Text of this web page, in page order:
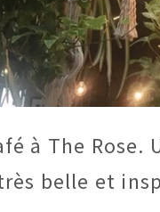
à The Rose.
belle et